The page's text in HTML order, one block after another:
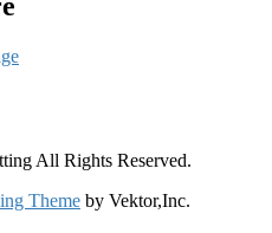
All Rights Reserved.
Theme by Vektor,Inc.